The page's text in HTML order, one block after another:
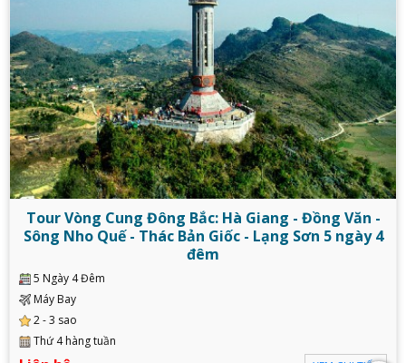
Tour Vòng Cung Đông Bắc: Hà Giang - Đồng Văn -
Sông Nho Quế - Thác Bản Giốc - Lạng Sơn 5 ngày 4
đêm
5 Ngày 4 Đêm
Máy Bay
2 - 3 sao
Thứ 4 hàng tuần